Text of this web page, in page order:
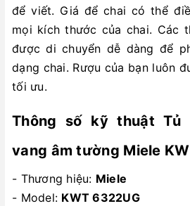
để viết. Giá để chai có thể
mọi kích thước của chai. Các
được di chuyển dễ dàng để
dạng chai. Rượu của bạn luôn
tối ưu.
Thông số kỹ thuật Tủ
vang âm tường Miele
- Thương hiệu: Miele
- Model: KWT 6322UG